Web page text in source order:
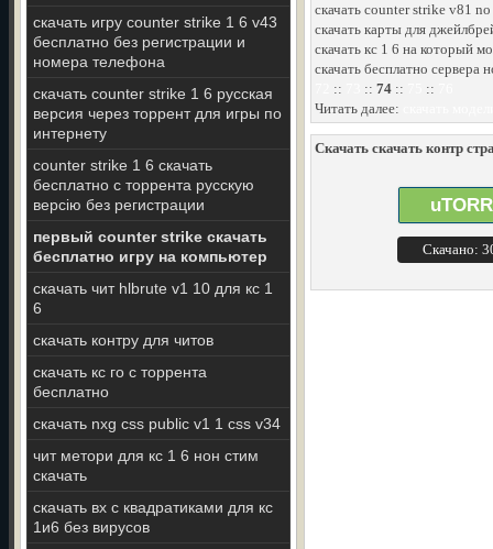
скачать игру counter strike 1 6 v43
бесплатно без регистрации и
номера телефона
скачать counter strike 1 6 русская
версия через торрент для игры по
интернету
counter strike 1 6 скачать
бесплатно с торрента русскую
версію без регистрации
первый counter strike скачать
бесплатно игру на компьютер
скачать чит hlbrute v1 10 для кс 1
6
скачать контру для читов
скачать кс го с торрента
бесплатно
скачать nxg css public v1 1 css v34
чит метори для кс 1 6 нон стим
скачать
скачать вх с квадратиками для кс
1и6 без вирусов
скачать counter strike v81 no
скачать карты для
скачать кс 1 6 на который
скачать бесплатно сервера
:: :: 74 :: ::
Читать далее:
Скачать скачать контр
Скачано: